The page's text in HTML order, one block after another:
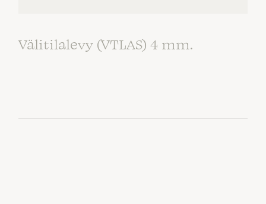
Välitilalevy (VTLAS) 4 mm.